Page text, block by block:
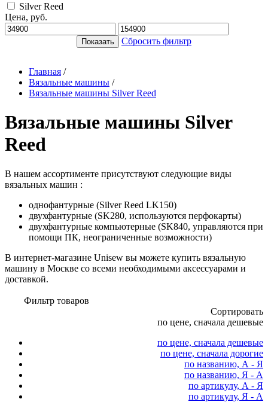
Silver Reed
Цена, руб.
Сбросить фильтр
Главная /
Вязальные машины /
Вязальные машины Silver Reed
Вязальные машины Silver
Reed
В нашем ассортименте присутствуют следующие виды
вязальных машин :
однофантурные (Silver Reed LK150)
двухфантурные (SK280, используются перфокарты)
двухфантурные компьютерные (SK840, управляются при
помощи ПК, неограниченные возможности)
В интернет-магазине Unisew вы можете купить вязальную
машину в Москве со всеми необходимыми аксессуарами и
доставкой.
Фильтр товаров
Сортировать
по цене, сначала дешевые
по цене, сначала дешевые
по цене, сначала дорогие
по названию, А - Я
по названию, Я - А
по артикулу, А - Я
по артикулу, Я - А